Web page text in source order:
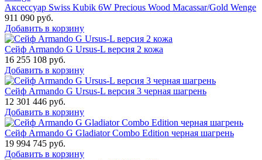
Аксессуар Swiss Kubik 6W Precious Wood Macassar/Gold Wenge
911 090 руб.
Добавить в корзину
Сейф Armando G Ursus-L версия 2 кожа
16 255 108 руб.
Добавить в корзину
Сейф Armando G Ursus-L версия 3 черная шагрень
12 301 446 руб.
Добавить в корзину
Сейф Armando G Gladiator Combo Edition черная шагрень
19 994 745 руб.
Добавить в корзину